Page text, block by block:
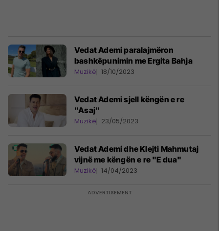
Vedat Ademi paralajmëron
bashkëpunimin me Ergita Bahja
Muzikë 18/10/2023
Vedat Ademi sjell këngën e re
"Asaj"
Muzikë 23/05/2023
Vedat Ademi dhe Klejti Mahmutaj
vijnë me këngën e re "E dua"
Muzikë 14/04/2023